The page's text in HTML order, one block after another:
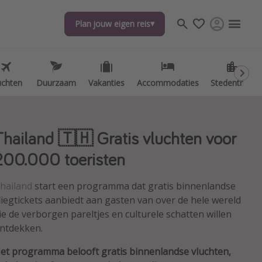
Plan jouw eigen reis
Duurzaam Vakanties Accommodaties Stedentrips
Plan jouw eigen reis
Duurzaam Vakanties Accommodaties Stedentrips
🇹🇭 Gratis vluchten voor
toeristen
start een programma dat gratis binnenlandse
aanbiedt aan gasten van over de hele wereld
de verborgen pareltjes en culturele schatten willen
programma belooft gratis binnenlandse vluchten,